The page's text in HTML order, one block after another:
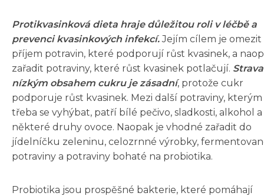
Protikvasinková dieta hraje důležitou roli v léčbě a
prevenci kvasinkových infekcí.Jejím cílem je omezit
příjem potravin, které podporují růst kvasinek, a
zařadit potraviny, které růst kvasinek potlačují.
nízkým obsahem cukru je zásadní, protože cukr
podporuje růst kvasinek. Mezi další potraviny, kterým
třeba se vyhýbat, patří bílé pečivo, sladkosti, alkohol a
některé druhy ovoce. Naopak je vhodné zařadit do
jídelníčku zeleninu, celozrnné výrobky,
potraviny a potraviny bohaté na probiotika.
Probiotika jsou prospěšné bakterie, které pomáhají